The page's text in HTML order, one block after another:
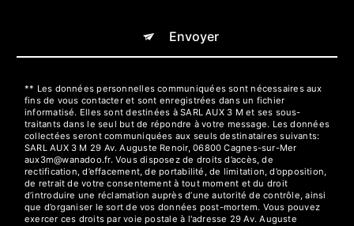
Envoyer
** Les données personnelles communiquées sont nécessaires aux
fins de vous contacter et sont enregistrées dans un fichier
informatisé. Elles sont destinées à SARL AUX 3 M et ses sous-
traitants dans le seul but de répondre à votre message. Les données
collectées seront communiquées aux seuls destinataires suivants:
SARL AUX 3 M 29 Av. Auguste Renoir, 06800 Cagnes-sur-Mer
aux3m@wanadoo.fr. Vous disposez de droits d’accès, de
rectification, d’effacement, de portabilité, de limitation, d’opposition,
de retrait de votre consentement à tout moment et du droit
d’introduire une réclamation auprès d’une autorité de contrôle, ainsi
que d’organiser le sort de vos données post-mortem. Vous pouvez
exercer ces droits par voie postale à l'adresse 29 Av. Auguste